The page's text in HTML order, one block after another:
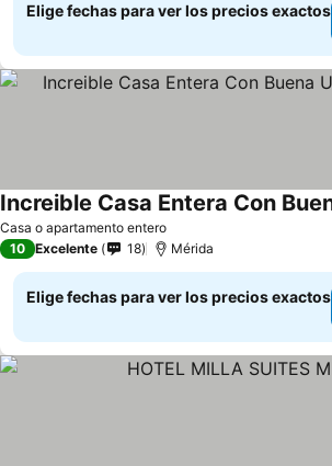
Elige fechas para ver los precios exactos
Casa o apartamento entero
Ver precios
10 Excelente 18 Mérida
Elige fechas para ver los precios exactos